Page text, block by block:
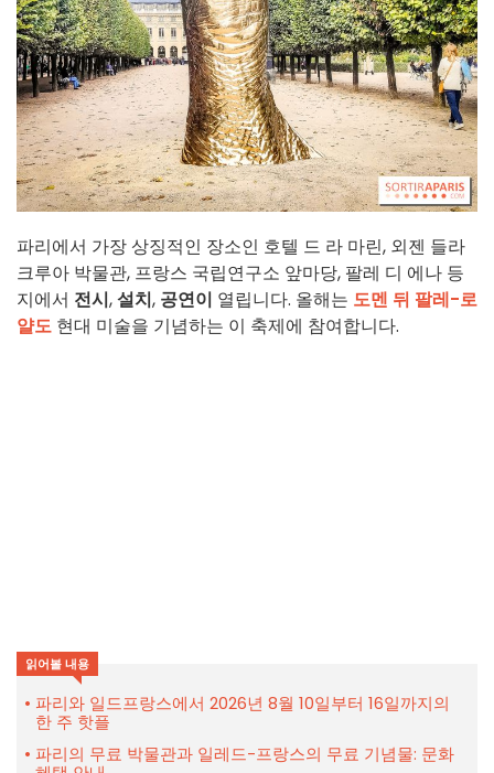
파리에서 가장 상징적인 장소인 호텔 드 라 마린, 외젠 들라
크루아 박물관, 프랑스 국립연구소 앞마당, 팔레 디 에나 등
지에서 전시,설치, 공연이 열립니다. 올해는 도멘 뒤 팔레-로
얄도 현대 미술을 기념하는 이 축제에 참여합니다.
읽어볼 내용
파리와 일드프랑스에서 2026년 8월 10일부터 16일까지의
한 주 핫플
파리의 무료 박물관과 일레드-프랑스의 무료 기념물: 문화